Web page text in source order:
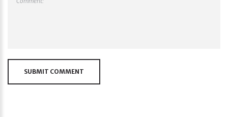
SUBMIT COMMENT